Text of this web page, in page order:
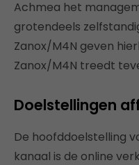
Achmea het
grotendeels
Zanox/M4N geven
Zanox/M4N treedt
Doelstellingen
De hoofddoelstelling
kanaal is de online